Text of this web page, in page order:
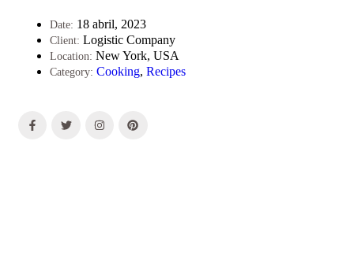
Date: 18 abril, 2023
Client: Logistic Company
Location: New York, USA
Category: Cooking, Recipes